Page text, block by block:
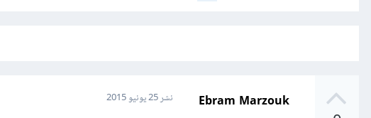
Ebram Marzouk نشر25 يونيو 2015